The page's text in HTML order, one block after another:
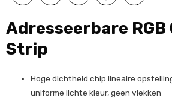
Adresseerbare RGB
Strip
Hoge dichtheid chip lineaire
uniforme lichte kleur, geen vlekken